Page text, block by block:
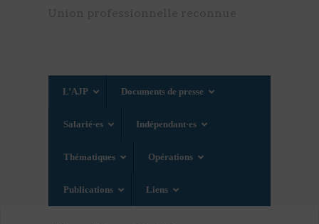
L’AJP Documents de presse
Salarié·es Indépendant·es
Thématiques Opérations
Publications Liens